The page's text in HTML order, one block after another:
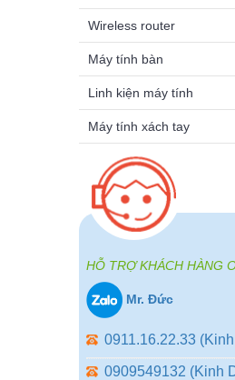
Wireless router
Máy tính bàn
Linh kiện máy tính
Máy tính xách tay
HỖ TRỢ KHÁCH HÀNG
Mr. Đức
0911.16.22.33
0909549132 (Kinh